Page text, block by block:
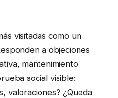
visitadas como un
a objeciones
mantenimiento,
social visible:
valoraciones? ¿Queda